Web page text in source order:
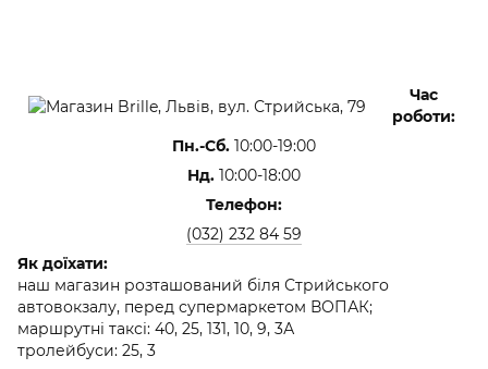
Час
роботи:
Пн.-Сб. 10:00-19:00
Нд. 10:00-18:00
Телефон:
(032) 232 84 59
Як доїхати:
наш магазин розташований біля Стрийського
автовокзалу, перед супермаркетом ВОПАК;
маршрутні таксі: 40, 25, 131, 10, 9, 3А
тролейбуси: 25, 3